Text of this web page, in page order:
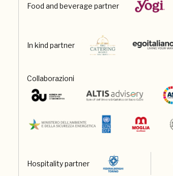
Food and beverage partner
In kind partner
Collaborazioni
Hospitality partner